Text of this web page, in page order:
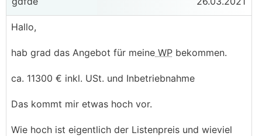
Hallo,
hab grad das Angebot für meine WP bekommen.
ca. 11300 € inkl. USt. und Inbetriebnahme
Das kommt mir etwas hoch vor.
Wie hoch ist eigentlich der Listenpreis und wieviel